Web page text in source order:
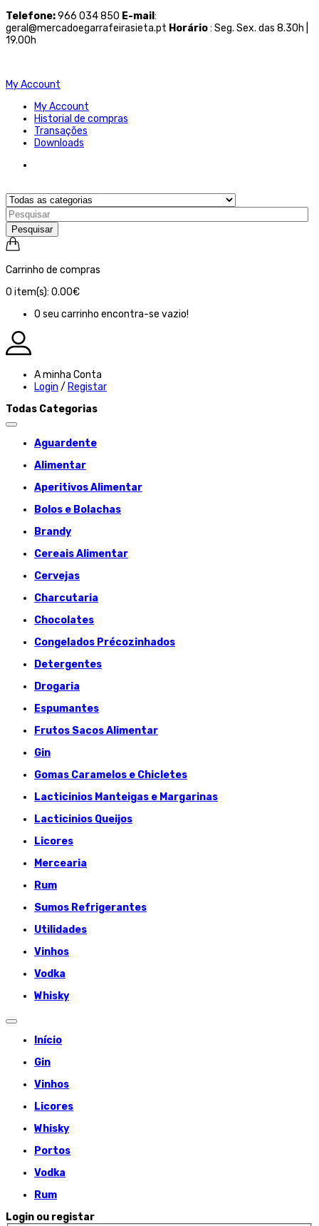
Telefone:966 034 850 E-mail :
geral@mercadoegarrafeirasieta.pt Horário: Seg. Sex. das 8.30h |
19.00h
My Account
My Account
Historial de compras
Transações
Downloads
Pesquisar
Carrinho de compras
0 item(s): 0.00€
O seu carrinho encontra-se vazio!
A minha Conta
Login / Registar
Todas Categorias
Aguardente
Alimentar
Aperitivos Alimentar
Bolos e Bolachas
Brandy
Cereais Alimentar
Cervejas
Charcutaria
Chocolates
Congelados Précozinhados
Detergentes
Drogaria
Espumantes
Frutos Sacos Alimentar
Gin
Gomas Caramelos e Chicletes
Lacticinios Manteigas e Margarinas
Lacticinios Queijos
Licores
Mercearia
Rum
Sumos Refrigerantes
Utilidades
Vinhos
Vodka
Whisky
Início
Gin
Vinhos
Licores
Whisky
Portos
Vodka
Rum
Login ou registar